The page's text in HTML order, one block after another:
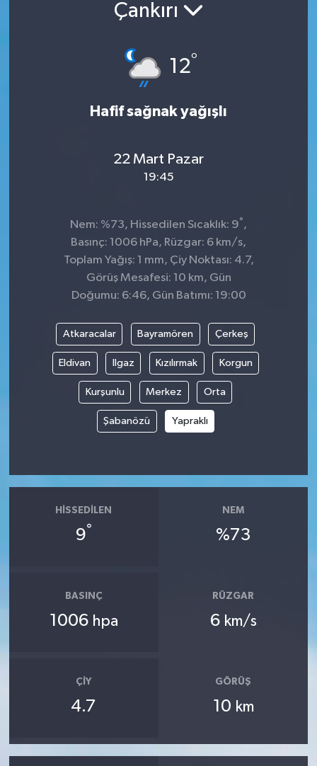
Çankırı
12°
Hafif sağnak yağışlı
22 Mart Pazar
19:45
Nem: %73, Hissedilen Sıcaklık: 9° ,
Basınç: 1006 hPa, Rüzgar: 6 km/s,
Toplam Yağış: 1 mm, Çiy Noktası: 4.7,
Görüş Mesafesi: 10 km, Gün
Doğumu: 6:46, Gün Batımı: 19:00
Atkaracalar Bayramören Çerkeş
Eldivan Ilgaz Kızılırmak Korgun
Kurşunlu Merkez Orta
Şabanözü Yapraklı
HISSEDILEN
9°
NEM
%73
BASINÇ
1006 hpa
RÜZGAR
6 km/s
ÇIY
4.7
GÖRÜŞ
10 km